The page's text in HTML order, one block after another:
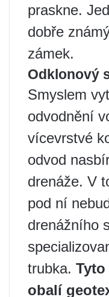
praskne.
dobře
zámek.
Odklonový
Smyslem
odvodnění
vícevrstvé
odvod
drenáže. V
pod ní
drenážního
trubka.
obalí